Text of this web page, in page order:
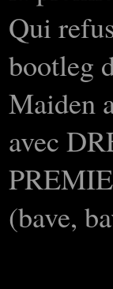
Qui
bootleg
Maiden
avec
(bave,